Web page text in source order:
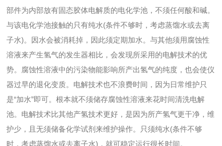
部件为内部放有固态胶体电解质的电化学池，不须任何酸和碱。
与该电化学池接触的只有纯水(条件不够时，考虑蒸馏水或去离
子水)。因水会被消耗掉，因此须定期加水。与其他须用腐蚀性
溶液来产生氢气的发生器相比，会发现所采用的电解技术的优
势。腐蚀性溶液中的污染物能影响所产出氢气的纯度，也会使仪
器过早的退化变质。电解技术也不浪费时间，因为日常维护只
是“加水”即可。根本就不须储存腐蚀性溶液来花时间清洗电解
池。电解技术比其他产氢技术更好，是因为所产氢气更干净，维
护少，且无须储备化学试剂来维护操作。只须纯水(条件不够
时，考虑蒸馏水或去离子水)，就可稳定运行很长时间。